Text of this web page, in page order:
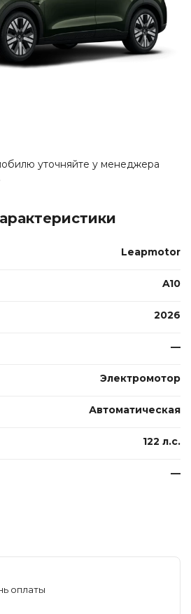
уточняйте у менеджера
Leapmotor
A10
2026
—
Электромотор
Автоматическая
122 л.с.
—
оплаты